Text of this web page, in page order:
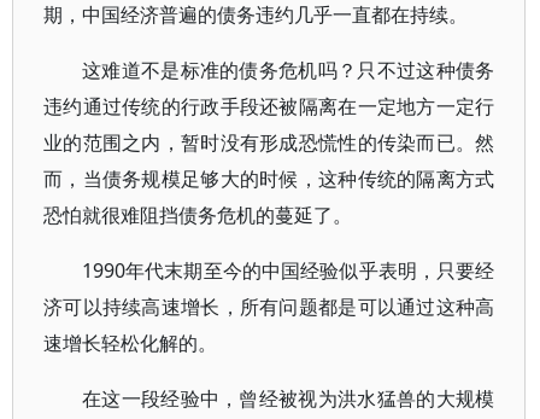
期，中国经济普遍的债务违约几乎一直都在持续。
这难道不是标准的债务危机吗？只不过这种债务
违约通过传统的行政手段还被隔离在一定地方一定行
业的范围之内，暂时没有形成恐慌性的传染而已。然
而，当债务规模足够大的时候，这种传统的隔离方式
恐怕就很难阻挡债务危机的蔓延了。
1990年代末期至今的中国经验似乎表明，只要经
济可以持续高速增长，所有问题都是可以通过这种高
速增长轻松化解的。
在这一段经验中，曾经被视为洪水猛兽的大规模